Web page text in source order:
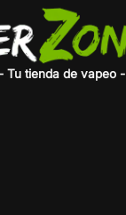
Tu tienda de vapeo -